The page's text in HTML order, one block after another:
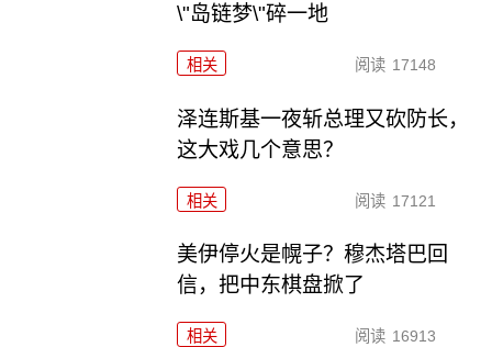
\"岛链梦\"碎一地
相关 阅读 17148
泽连斯基一夜斩总理又砍防长，
这大戏几个意思？
相关 阅读 17121
美伊停火是幌子？穆杰塔巴回
信，把中东棋盘掀了
相关 阅读 16913